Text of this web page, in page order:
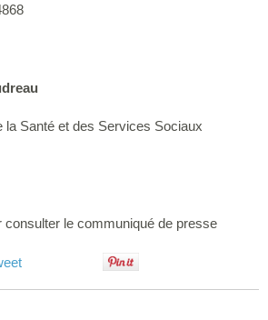
la Santé et des Services Sociaux
consulter le communiqué de presse